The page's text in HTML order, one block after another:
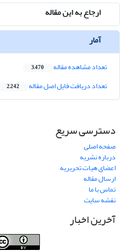
ارجاع به این مقاله
آمار
تعداد مشاهده مقاله 3,470
تعداد دریافت فایل اصل مقاله 2,242
دسترسی سریع
صفحه اصلی
درباره نشریه
اعضای هیات تحریریه
ارسال مقاله
تماس با ما
نقشه سایت
آخرین اخبار